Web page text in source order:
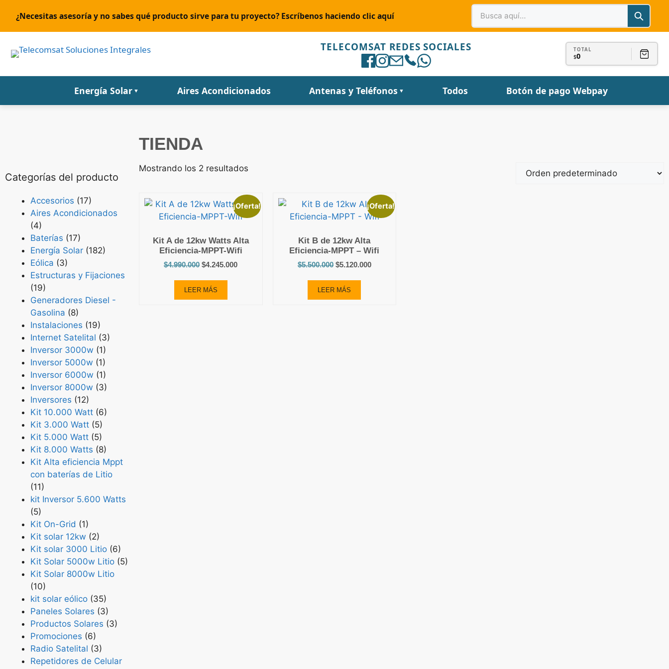
¿Necesitas asesoría y no sabes qué producto sirve para tu proyecto? Escríbenos haciendo clic aquí
TELECOMSAT REDES SOCIALES TOTAL
$0
Energía Solar ▼ Aires Acondicionados Antenas y Teléfonos ▼ Todos Botón de pago Webpay
Categorías del producto
Accesorios (17)
Aires Acondicionados
(4)
Baterías (17)
Energía Solar (182)
Eólica (3)
Estructuras y Fijaciones
(19)
Generadores Diesel -
Gasolina (8)
Instalaciones (19)
Internet Satelital (3)
Inversor 3000w (1)
Inversor 5000w (1)
Inversor 6000w (1)
Inversor 8000w (3)
Inversores (12)
Kit 10.000 Watt (6)
Kit 3.000 Watt (5)
Kit 5.000 Watt (5)
Kit 8.000 Watts (8)
Kit Alta eficiencia Mppt
con baterías de Litio
(11)
kit Inversor 5.600 Watts
(5)
Kit On-Grid (1)
Kit solar 12kw (2)
Kit solar 3000 Litio (6)
Kit Solar 5000w Litio (5)
Kit Solar 8000w Litio
(10)
kit solar eólico (35)
Paneles Solares (3)
Productos Solares (3)
Promociones (6)
Radio Satelital (3)
Repetidores de Celular
TIENDA
Mostrando los 2 resultados
¡Oferta!
Kit A de 12kw Watts Alta
Eficiencia-MPPT-Wifi
$4.990.000 $4.245.000
LEER MÁS
¡Oferta!
Kit B de 12kw Alta
Eficiencia-MPPT – Wifi
$5.500.000 $5.120.000
LEER MÁS